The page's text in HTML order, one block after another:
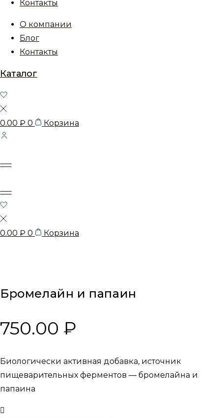
Контакты
О компании
Блог
Контакты
Каталог
0.00 ₽ 0 Корзина
0.00 ₽ 0 Корзина
Бромелайн и папаин
750.00 ₽
Биологически активная добавка, источник
пищеварительных ферментов — бромелайна и
папаина